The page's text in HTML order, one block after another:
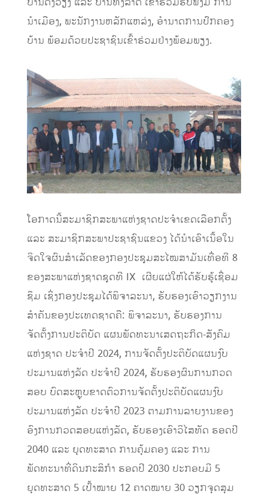
ນຳເມືອງ, ພະນັກງານຫລັກແຫລ່ງ, ອໍານາດການປົກຄອງ
ບ້ານ ພ້ອມດ້ວຍປະຊາຊົນເຂົ້າຮ່ວມຢ່າງພ້ອມພຽງ.
ໂອກາດນີ້ສະມາຊິກສະພາແຫ່ງຊາດປະຈຳເຂດເລືອກຕັ້ງ
ແລະ ສະມາຊິກສະພາປະຊາຊົນແຂວງ ໄດ້ນໍາເອົາເນື້ອໃນ
ຈິດໃຈຜົນສຳເລັດຂອງກອງປະຊຸມສະໄໝສາມັນເທື່ອທີ 8
ຂອງສະພາແຫ່ງຊາດຊຸດທີ IX ເຜີຍແຜ່ໃຫ້ໄດ້ຮັບຮູ້ເຊື່ອມ
ຊຶມ ເຊິ່ງກອງປະຊຸມໄດ້ພິຈາລະນາ, ຮັບຮອງເອົາວຽກງານ
ສຳຄັນຂອງປະເທດຊາດຄື: ພິຈາລະນາ, ຮັບຮອງການ
ຈັດຕັ້ງການປະຕິບັດ ແຜນພັດທະນາເສດຖະກິດ-ສັງຄົມ
ແຫ່ງຊາດ ປະຈຳປີ 2024, ການຈັດຕັ້ງປະຕິບັດແຜນງົບ
ປະມານແຫ່ງລັດ ປະຈຳປີ 2024, ຮັບຮອງຜົນການກວດ
ສອບ ບົດສະຫຼຸບຂາດຕົວການຈັດຕັ້ງປະຕິບັດແຜນງົບ
ປະມານແຫ່ງລັດ ປະຈຳປີ 2023 ຕາມການລາຍງານຂອງ
ອົງການກວດສອບແຫ່ງລັດ, ຮັບຮອງເອົາວິໄສທັດ ຮອດປີ
2040 ແລະ ຍຸດທະສາດ ການຄຸ້ມຄອງ ແລະ ການ
ພັດທະນາທີ່ດິນກະສິກຳ ຮອດປີ 2030 ປະກອບມີ 5
ຍຸດທະສາດ 5 ເປົ້າໝາຍ 12 ຄາດໝາຍ 30 ວຽກຈຸດສຸມ